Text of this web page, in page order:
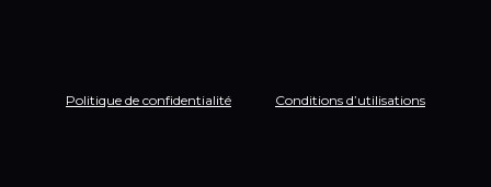
Politique de confidentialité Conditions d’utilisations